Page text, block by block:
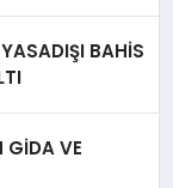
BAHİS
GİDA VE